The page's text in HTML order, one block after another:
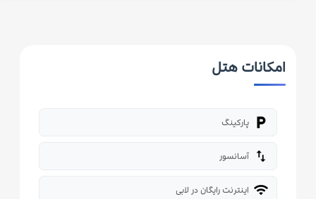
امکانات هتل
local_parking پارکینگ
import_export آسانسور
wifi اینترنت رایگان در لابی